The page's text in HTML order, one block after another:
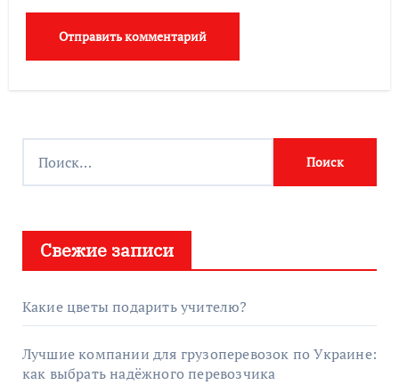
Свежие записи
Какие цветы подарить учителю?
Лучшие компании для грузоперевозок по Украине:
как выбрать надёжного перевозчика